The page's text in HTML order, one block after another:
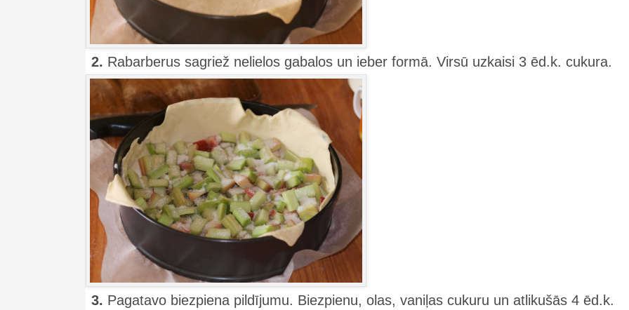
2. Rabarberus sagriež nelielos gabalos un ieber formā. Virsū uzkaisi 3 ēd.k. cukura.
3. Pagatavo biezpiena pildījumu. Biezpienu, olas, vaniļas cukuru un atlikušās 4 ēd.k.